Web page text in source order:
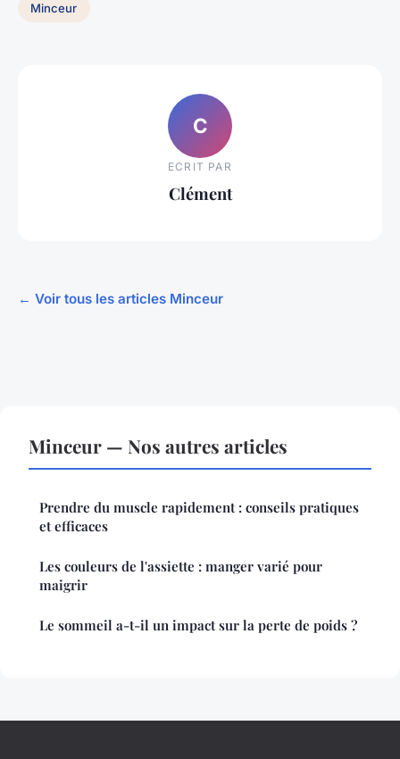
Minceur
C
ECRIT PAR
Clément
← Voir tous les articles Minceur
Minceur — Nos autres articles
Prendre du muscle rapidement : conseils pratiques
et efficaces
Les couleurs de l'assiette : manger varié pour
maigrir
Le sommeil a-t-il un impact sur la perte de poids ?